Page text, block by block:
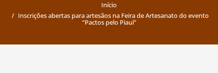
Início
Inscrições abertas para artesãos na Feira de Artesanato do evento
“Pactos pelo Piauí”